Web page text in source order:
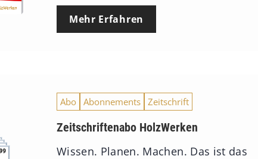
Mehr Erfahren
Abo Abonnements Zeitschrift
Zeitschriftenabo HolzWerken
Wissen. Planen. Machen. Das ist das